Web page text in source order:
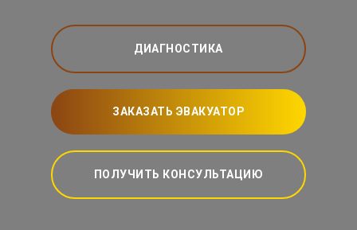
ДИАГНОСТИКА
ЗАКАЗАТЬ ЭВАКУАТОР
ПОЛУЧИТЬ КОНСУЛЬТАЦИЮ